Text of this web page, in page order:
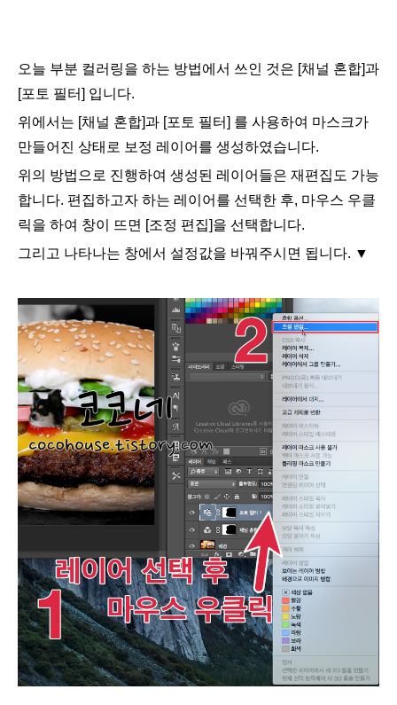
오늘 부분 컬러링을 하는 방법에서 쓰인 것은 [채널 혼합]과
[포토 필터] 입니다.
위에서는 [채널 혼합]과 [포토 필터] 를 사용하여 마스크가
만들어진 상태로 보정 레이어를 생성하였습니다.
위의 방법으로 진행하여 생성된 레이어들은 재편집도 가능
합니다. 편집하고자 하는 레이어를 선택한 후, 마우스 우클
릭을 하여 창이 뜨면 [조정 편집]을 선택합니다.
그리고 나타나는 창에서 설정값을 바꿔주시면 됩니다. ▼